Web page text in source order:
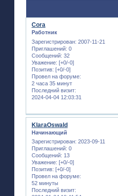
Cora
Работник
Зарегистрирован: 2007-11-21
Приглашений: 0
Сообщений: 32
Уважение: [+0/-0]
Позитив: [+0/-0]
Провел на форуме:
2 часа 35 минут
Последний визит:
2024-04-04 12:03:31
KlaraOswald
Начинающий
Зарегистрирован: 2023-09-11
Приглашений: 0
Сообщений: 13
Уважение: [+0/-0]
Позитив: [+0/-0]
Провел на форуме:
52 минуты
Последний визит: